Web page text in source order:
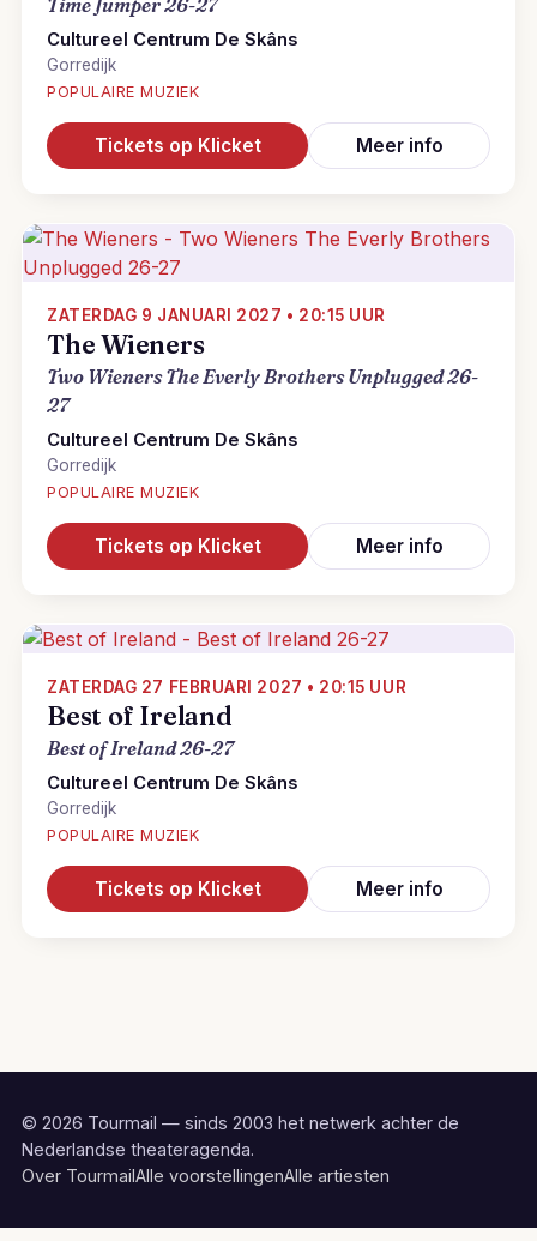
Time Jumper 26-27
Cultureel Centrum De Skâns
Gorredijk
POPULAIRE MUZIEK
Tickets op Klicket Meer info
ZATERDAG 9 JANUARI 2027 • 20:15 UUR
The Wieners
Two Wieners The Everly Brothers Unplugged 26-
27
Cultureel Centrum De Skâns
Gorredijk
POPULAIRE MUZIEK
Tickets op Klicket Meer info
ZATERDAG 27 FEBRUARI 2027 • 20:15 UUR
Best of Ireland
Best of Ireland 26-27
Cultureel Centrum De Skâns
Gorredijk
POPULAIRE MUZIEK
Tickets op Klicket Meer info
© 2026 Tourmail — sinds 2003 het netwerk achter de
Nederlandse theateragenda.
Over TourmailAlle voorstellingenAlle artiesten